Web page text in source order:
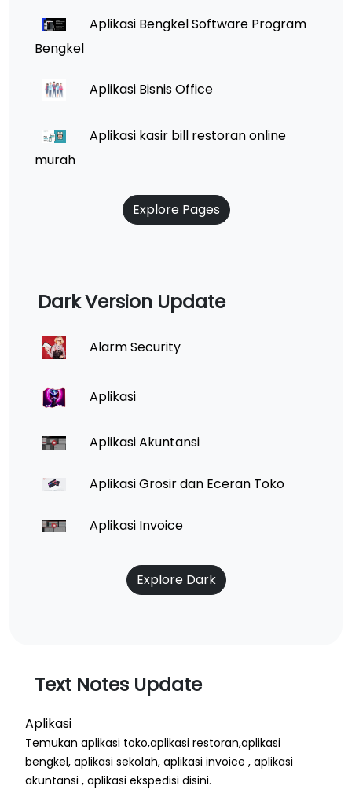
Aplikasi Bengkel Software Program
Bengkel
Aplikasi Bisnis Office
Aplikasi kasir bill restoran online
murah
Explore Pages
Dark Version Update
Alarm Security
Aplikasi
Aplikasi Akuntansi
Aplikasi Grosir dan Eceran Toko
Aplikasi Invoice
Explore Dark
Text Notes Update
Aplikasi
Temukan aplikasi toko,aplikasi restoran,aplikasi
bengkel, aplikasi sekolah, aplikasi invoice , aplikasi
akuntansi , aplikasi ekspedisi disini.